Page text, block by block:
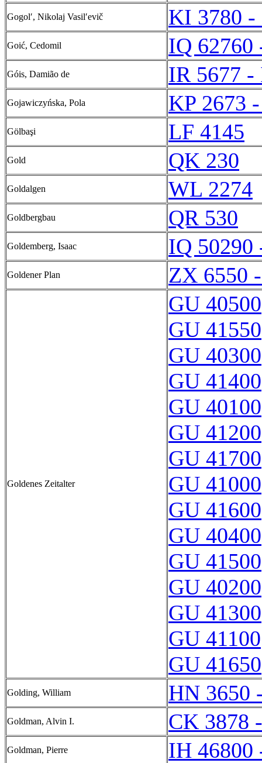
Gogolʹ, Nikolaj Vasilʹevič KI 3780 -
Goić, Cedomil IQ 62760
Góis, Damião de IR 5677 -
Gojawiczyńska, Pola KP 2673
Gölbaşi LF 4145
Gold QK 230
Goldalgen WL 2274
Goldbergbau QR 530
Goldemberg, Isaac IQ 50290
Goldener Plan ZX 6550
Goldenes Zeitalter
GU 40500
GU 41550
GU 40300
GU 41400
GU 40100
GU 41200
GU 41700
GU 41000
GU 41600
GU 40400
GU 41500
GU 40200
GU 41300
GU 41100
GU 41650
Golding, William HN 3650
Goldman, Alvin I. CK 3878
Goldman, Pierre IH 46800